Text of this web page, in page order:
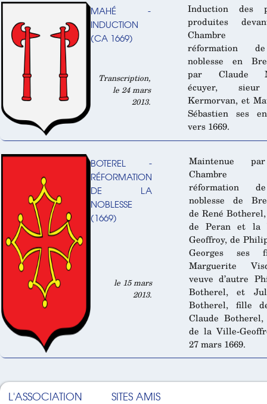
MAHÉ -
INDUCTION
(CA 1669)
Transcription,
le 24 mars
2013.
Induction des
produites
réformation
noblesse en
par Claude
écuyer,
Kermorvan, et
Sébastien ses
vers 1669.
BOTEREL -
RÉFORMATION
DE LA
NOBLESSE
(1669)
le 15 mars
2013.
Maintenue
réformation
noblesse de
de René
de Peran et la
Geoffroy, de
Georges ses
Marguerite
veuve d’autre
Botherel, et
Botherel, fille
Claude
de la Ville-
27 mars 1669.
L'ASSOCIATION SITES AMIS